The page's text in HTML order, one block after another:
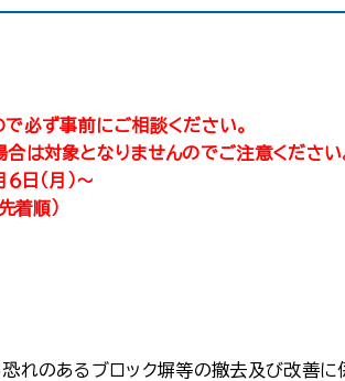
必ず事前にご相談ください。
は対象となりませんのでご注意ください
日（月）～
着順）
れのあるブロック塀等の撤去及び改善に